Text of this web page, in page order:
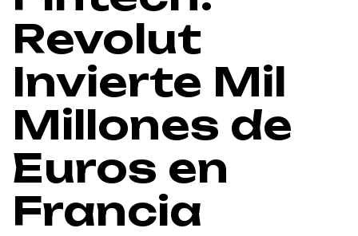
Revolut
Invierte Mil
Millones de
Euros en
Francia